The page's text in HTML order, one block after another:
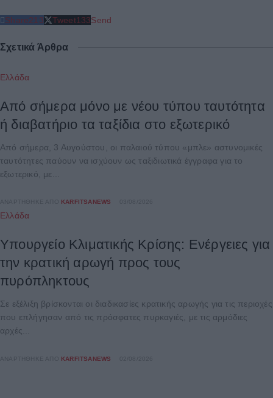
Share213 Tweet133Send
Σχετικά Άρθρα
Ελλάδα
Από σήμερα μόνο με νέου τύπου ταυτότητα
ή διαβατήριο τα ταξίδια στο εξωτερικό
Από σήμερα, 3 Αυγούστου, οι παλαιού τύπου «μπλε» αστυνομικές
ταυτότητες παύουν να ισχύουν ως ταξιδιωτικά έγγραφα για το
εξωτερικό, με...
ΑΝΑΡΤΉΘΗΚΕ ΑΠΌ KARFITSANEWS
Ελλάδα
Υπουργείο Κλιματικής Κρίσης: Ενέργειες για
την κρατική αρωγή προς τους
πυρόπληκτους
Σε εξέλιξη βρίσκονται οι διαδικασίες κρατικής αρωγής για τις περιοχές
που επλήγησαν από τις πρόσφατες πυρκαγιές, με τις αρμόδιες
αρχές...
ΑΝΑΡΤΉΘΗΚΕ ΑΠΌ KARFITSANEWS